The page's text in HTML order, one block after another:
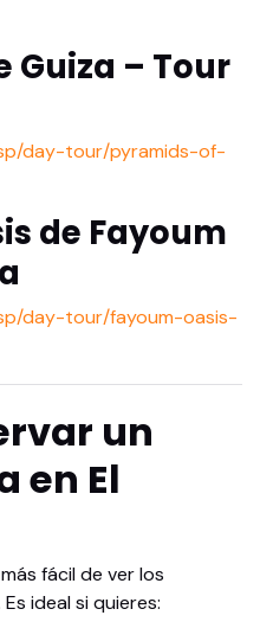
Guiza – Tour
day-tour/pyramids-of-
de Fayoum
day-tour/fayoum-oasis-
un
en El
fácil de ver los
ideal si quieres: